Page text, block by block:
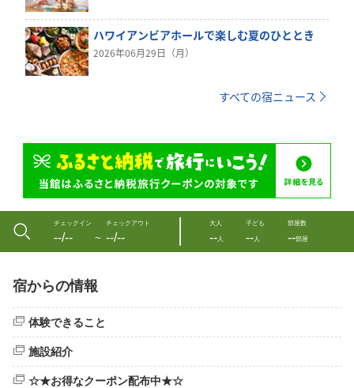
ハワイアンビアホールで楽しむ夏のひととき
2026年06月29日（月）
すべての宿ニュース
チェックイン
--/-- 〜
チェックアウト
--/--
大人
--人
子ども
--人
部屋数
--部屋
宿からの情報
体験できること
施設紹介
☆★お得なクーポン配布中★☆